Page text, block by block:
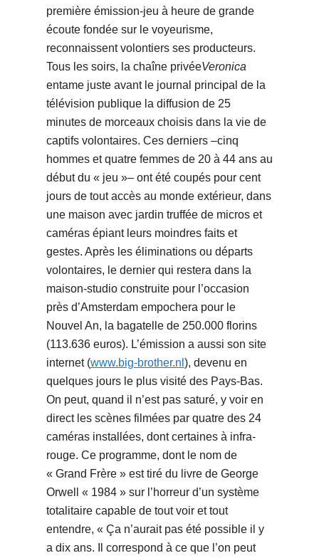
première émission-jeu à heure de grande
écoute fondée sur le voyeurisme,
reconnaissent volontiers ses producteurs.
Tous les soirs, la chaîne privéeVeronica
entame juste avant le journal principal de la
télévision publique la diffusion de 25
minutes de morceaux choisis dans la vie de
captifs volontaires. Ces derniers –cinq
hommes et quatre femmes de 20 à 44 ans au
début du « jeu »– ont été coupés pour cent
jours de tout accès au monde extérieur, dans
une maison avec jardin truffée de micros et
caméras épiant leurs moindres faits et
gestes. Après les éliminations ou départs
volontaires, le dernier qui restera dans la
maison-studio construite pour l’occasion
près d’Amsterdam empochera pour le
Nouvel An, la bagatelle de 250.000 florins
(113.636 euros). L’émission a aussi son site
internet (www.big-brother.nl ), devenu en
quelques jours le plus visité des Pays-Bas.
On peut, quand il n’est pas saturé, y voir en
direct les scènes filmées par quatre des 24
caméras installées, dont certaines à infra-
rouge. Ce programme, dont le nom de
« Grand Frère » est tiré du livre de George
Orwell « 1984 » sur l’horreur d’un système
totalitaire capable de tout voir et tout
entendre, « Ça n’aurait pas été possible il y
a dix ans. Il correspond à ce que l’on peut